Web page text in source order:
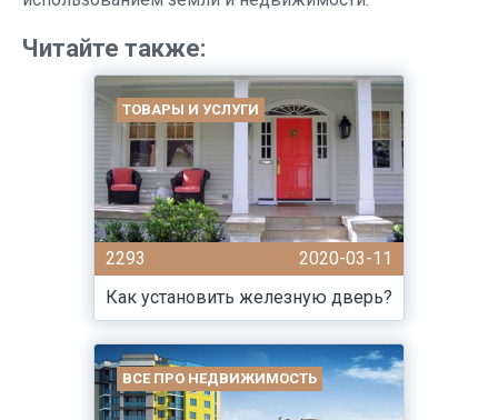
Читайте также:
ТОВАРЫ И УСЛУГИ
2293
2020-03-11
Как установить железную дверь?
ВСЕ ПРО НЕДВИЖИМОСТЬ